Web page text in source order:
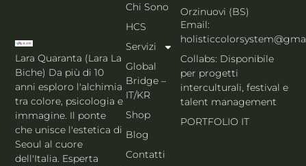
Lara Quaranta (Lara La
Biche) Da più di 10
anni esploro l'alchimia
tra colore, psicologia e
immagine. Il ponte
che unisce l'estetica di
Seoul al cuore
dell'Italia. Esperta
Chi Sono
HCS
Servizi
Global
Bridge –
IT/KR
Shop
Blog
Contatti
Orzinuovi (BS)
Email:
Collabs: Disponibile
per progetti
interculturali, festival e
talent management
PORTFOLIO IT